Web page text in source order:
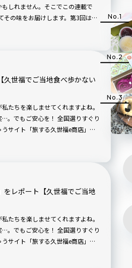
しれません。そこでこの連載で
の味をお届けします。第3回は、
世福でご当地食べ歩かない
たちを楽しませてくれますよね。
。でもご安心を！ 全国選りすぐり
サイト「旅する久世福e商店」
い「旅行家・食事家・写真家」の
味わいなのでしょうか？
レポート【久世福でご当地
たちを楽しませてくれますよね。
。でもご安心を！ 全国選りすぐり
サイト「旅する久世福e商店」
い「旅行家・食事家・写真家」の